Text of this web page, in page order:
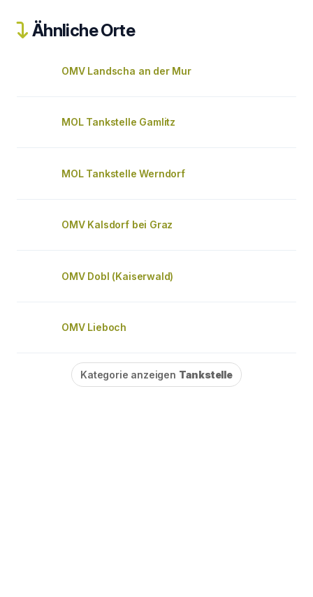
Ähnliche Orte
OMV Landscha an der Mur
MOL Tankstelle Gamlitz
MOL Tankstelle Werndorf
OMV Kalsdorf bei Graz
OMV Dobl (Kaiserwald)
OMV Lieboch
Kategorie anzeigen Tankstelle